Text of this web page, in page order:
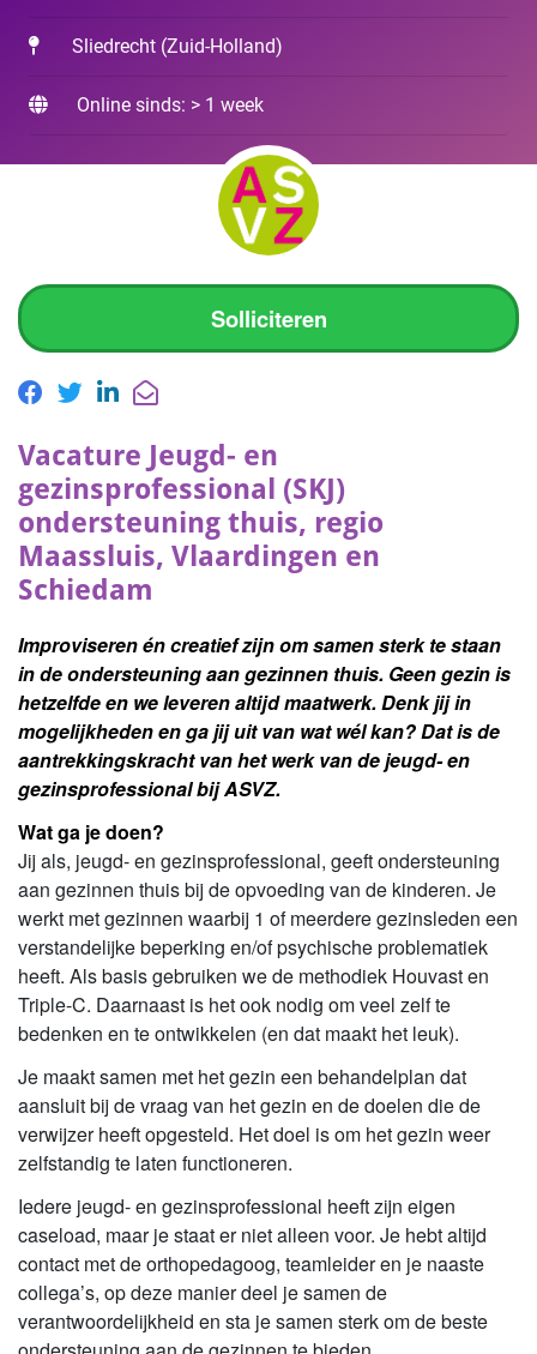
Sliedrecht (Zuid-Holland)
Online sinds: > 1 week
Solliciteren
Vacature Jeugd- en
gezinsprofessional (SKJ)
ondersteuning thuis, regio
Maassluis, Vlaardingen en
Schiedam
Improviseren én creatief zijn om samen sterk te staan
in de ondersteuning aan gezinnen thuis. Geen gezin is
hetzelfde en we leveren altijd maatwerk.Denk jij in
mogelijkheden en ga jij uit van wat wél kan?Dat is de
aantrekkingskracht van het werk van de jeugd- en
gezinsprofessional bij ASVZ.
Wat ga je doen?
Jij als, jeugd- en gezinsprofessional, geeft ondersteuning
aan gezinnen thuis bij de opvoeding van de kinderen. Je
werkt met gezinnen waarbij 1 of meerdere gezinsleden een
verstandelijke beperking en/of psychische problematiek
heeft. Als basis gebruiken we de methodiek Houvast en
Triple-C. Daarnaast is het ook nodig om veel zelf te
bedenken en te ontwikkelen (en dat maakt het leuk).
Je maakt samen met het gezin een behandelplan dat
aansluit bij de vraag van het gezin en de doelen die de
verwijzer heeft opgesteld. Het doel is om het gezin weer
zelfstandig te laten functioneren.
Iedere jeugd- en gezinsprofessional heeft zijn eigen
caseload, maar je staat er niet alleen voor. Je hebt altijd
contact met de orthopedagoog, teamleider en je naaste
collega’s, op deze manier deel je samen de
verantwoordelijkheid en sta je samen sterk om de beste